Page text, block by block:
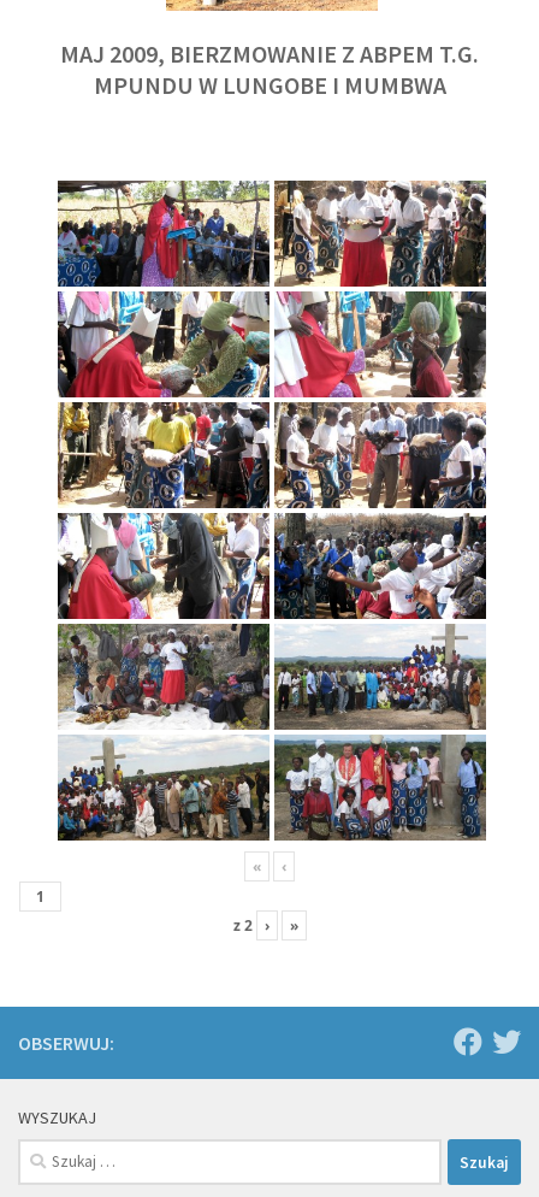
MAJ 2009, BIERZMOWANIE Z ABPEM T.G.
MPUNDU W LUNGOBE I MUMBWA
« ‹
z2 › »
OBSERWUJ:
WYSZUKAJ
Szukaj: